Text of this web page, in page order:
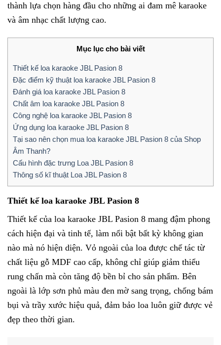
thành lựa chọn hàng đầu cho những ai đam mê karaoke
và âm nhạc chất lượng cao.
Mục lục cho bài viết
Thiết kế loa karaoke JBL Pasion 8
Đặc điểm kỹ thuật loa karaoke JBL Pasion 8
Đánh giá loa karaoke JBL Pasion 8
Chất âm loa karaoke JBL Pasion 8
Công nghệ loa karaoke JBL Pasion 8
Ứng dụng loa karaoke JBL Pasion 8
Tại sao nên chọn mua loa karaoke JBL Pasion 8 của Shop
Âm Thanh?
Cấu hình đặc trưng Loa JBL Pasion 8
Thông số kĩ thuật Loa JBL Pasion 8
Thiết kế loa karaoke JBL Pasion 8
Thiết kế của loa karaoke JBL Pasion 8 mang đậm phong
cách hiện đại và tinh tế, làm nổi bật bất kỳ không gian
nào mà nó hiện diện. Vỏ ngoài của loa được chế tác từ
chất liệu gỗ MDF cao cấp, không chỉ giúp giảm thiểu
rung chấn mà còn tăng độ bền bỉ cho sản phẩm. Bên
ngoài là lớp sơn phủ màu đen mờ sang trọng, chống bám
bụi và trầy xước hiệu quả, đảm bảo loa luôn giữ được vẻ
đẹp theo thời gian.